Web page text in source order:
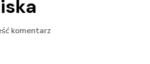
komentarz